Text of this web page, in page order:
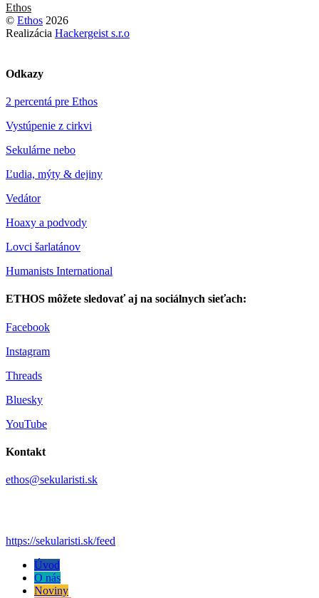
Ethos
© Ethos 2026
Realizácia Hackergeist s.r.o
Odkazy
2 percentá pre Ethos
Vystúpenie z cirkvi
Sekulárne nebo
Ľudia, mýty & dejiny
Vedátor
Hoaxy a podvody
Lovci šarlatánov
Humanists International
ETHOS môžete sledovať aj na sociálnych sieťach:
Facebook
Instagram
Threads
Bluesky
YouTube
Kontakt
ethos@sekularisti.sk
https://sekularisti.sk/feed
Úvod
O nás
Noviny